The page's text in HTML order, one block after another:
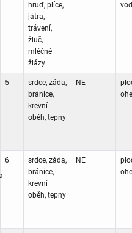
hruď, plíce,
játra,
trávení,
žluč,
mléčné
žlázy
5
srdce, záda,
bránice,
krevní
oběh, tepny
NE
6
srdce, záda,
bránice,
krevní
oběh, tepny
NE